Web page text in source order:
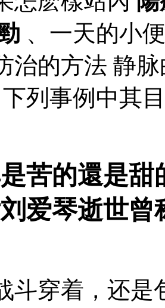
、一天的小
治的方法 静
下列事例中其
苦的還是
爱琴逝世
斗穿着，还是